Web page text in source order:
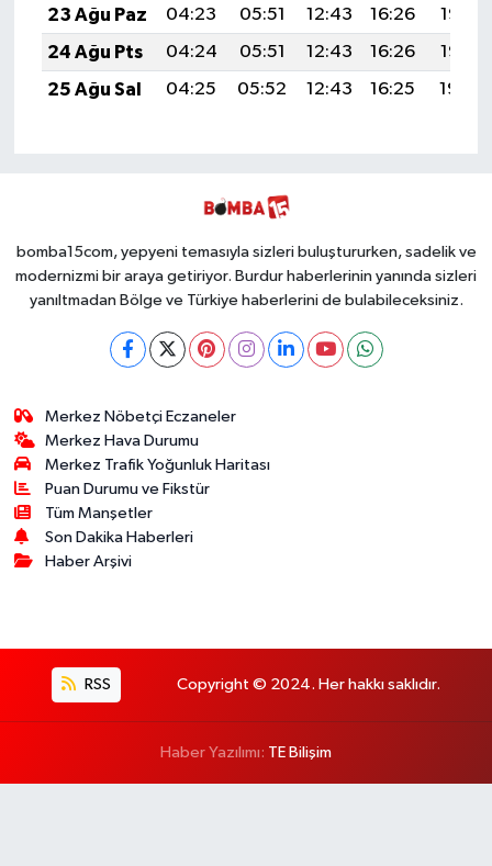
23 Ağu Paz
04:23 05:51 12:43 16:26
19:26
24 Ağu Pts
04:24 05:51 12:43 16:26
19:25
25 Ağu Sal
04:25 05:52 12:43 16:25 19:24
bomba15com, yepyeni temasıyla sizleri buluştururken, sadelik ve
modernizmi bir araya getiriyor. Burdur haberlerinin yanında sizleri
yanıltmadan Bölge ve Türkiye haberlerini de bulabileceksiniz.
Merkez Nöbetçi Eczaneler
Merkez Hava Durumu
Merkez Trafik Yoğunluk Haritası
Puan Durumu ve Fikstür
Tüm Manşetler
Son Dakika Haberleri
Haber Arşivi
RSS Copyright © 2024. Her hakkı saklıdır.
Haber Yazılımı: TE Bilişim